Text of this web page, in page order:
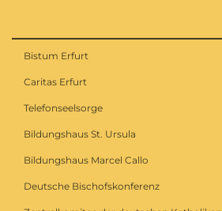
Bistum Erfurt
Caritas Erfurt
Telefonseelsorge
Bildungshaus St. Ursula
Bildungshaus Marcel Callo
Deutsche Bischofskonferenz